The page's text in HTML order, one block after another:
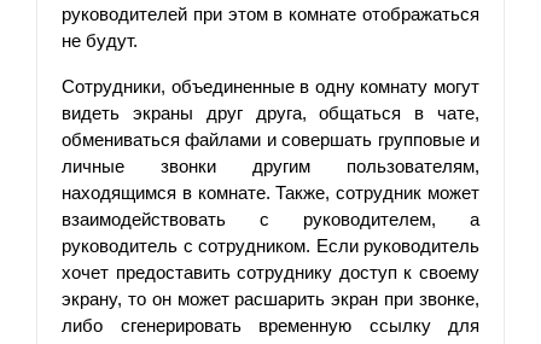
руководителей при этом в комнате отображаться
не будут.
Сотрудники, объединенные в одну комнату могут
видеть экраны друг друга, общаться в чате,
обмениваться файлами и совершать групповые и
личные звонки другим пользователям,
находящимся в комнате. Также, сотрудник может
взаимодействовать с руководителем, а
руководитель с сотрудником. Если руководитель
хочет предоставить сотруднику доступ к своему
экрану, то он может расшарить экран при звонке,
либо сгенерировать временную ссылку для